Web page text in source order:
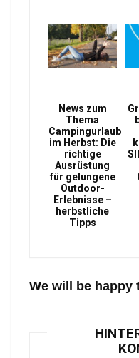
News zum
Thema
Campingurlaub
im Herbst: Die
richtige
Ausrüstung
für gelungene
Outdoor-
Erlebnisse –
herbstliche
Tipps
We will be happy